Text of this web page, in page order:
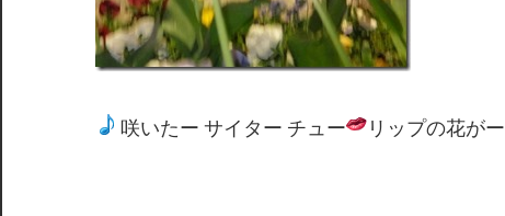
咲いたー サイター チュー リップの花がー